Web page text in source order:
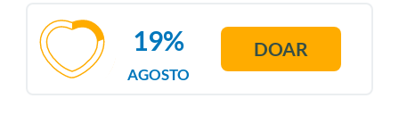
AGOSTO
19% DOAR